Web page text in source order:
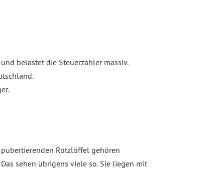
belastet die Steuerzahler massiv.
Rotzlöffel gehören
sehen übrigens viele so. Sie liegen mit